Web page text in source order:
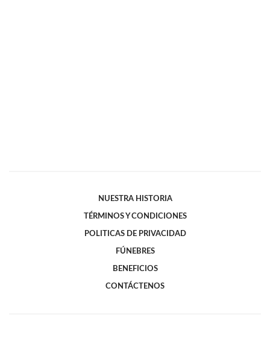
NUESTRA HISTORIA
TÉRMINOS Y CONDICIONES
POLITICAS DE PRIVACIDAD
FÚNEBRES
BENEFICIOS
CONTÁCTENOS